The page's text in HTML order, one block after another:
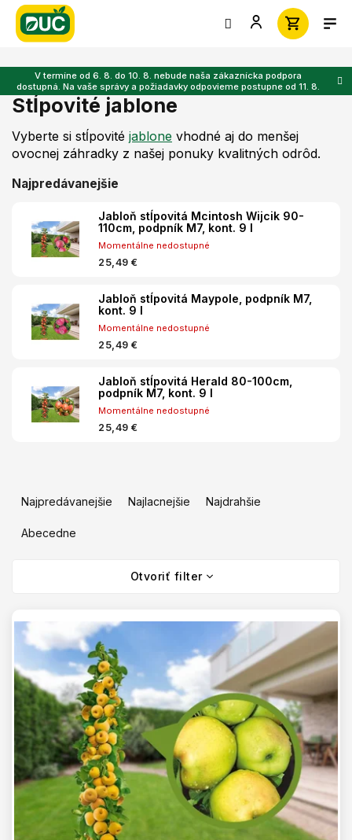
Prejsť
obsah
V termíne od 6. 8. do 10. 8. nebude naša zákaznícka podpora
dostupná. Na vaše správy a požiadavky odpovieme postupne od 11. 8.
Stĺpovité jablone
Vyberte si stĺpovité jablone vhodné aj do menšej
ovocnej záhradky z našej ponuky kvalitných odrôd.
Najpredávanejšie
Jabloň stĺpovitá Mcintosh Wijcik 90-
110cm, podpník M7, kont. 9 l
Momentálne nedostupné
25,49 €
Jabloň stĺpovitá Maypole, podpník M7,
kont. 9 l
Momentálne nedostupné
25,49 €
Jabloň stĺpovitá Herald 80-100cm,
podpník M7, kont. 9 l
Momentálne nedostupné
25,49 €
e
r
u
k
t
o
v
Najpredávanejšie Najlacnejšie Najdrahšie
Abecedne
Otvoriť filter
r
o
d
u
k
t
o
v